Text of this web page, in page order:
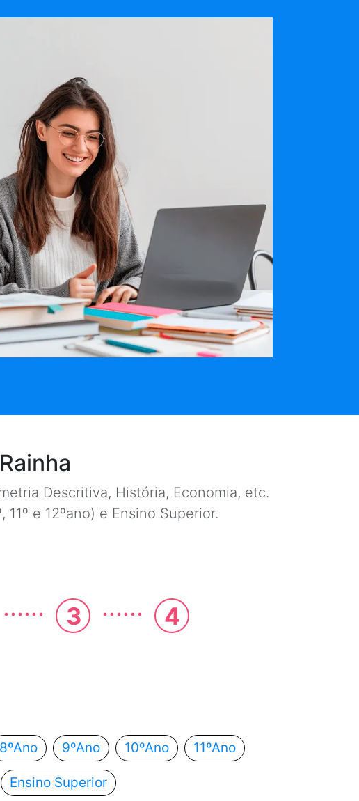
Descritiva, História, Economia, etc.
e 12ºano) e Ensino Superior.
...... 3 ...... 4
8ºAno 9ºAno 10ºAno 11ºAno
Ensino Superior